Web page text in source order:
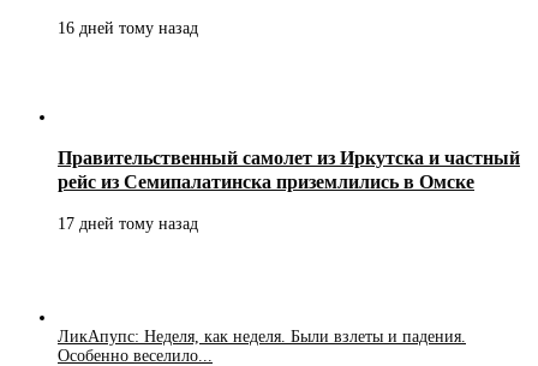
16 дней тому назад
Правительственный самолет из Иркутска и частный
рейс из Семипалатинска приземлились в Омске
17 дней тому назад
ЛикАпупс: Неделя, как неделя. Были взлеты и падения.
Особенно веселило...